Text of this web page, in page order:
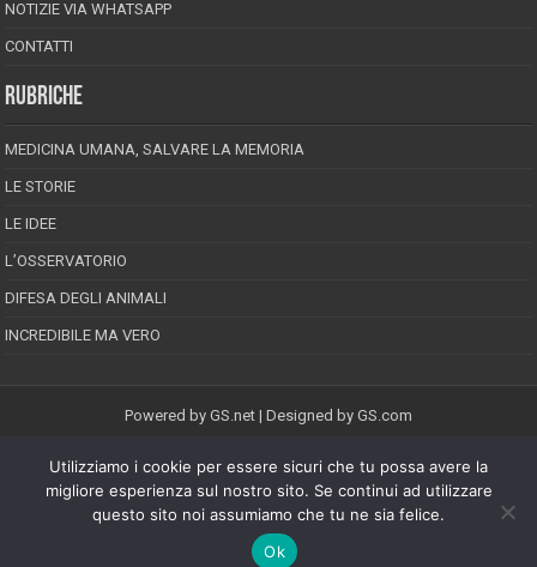
NOTIZIE VIA WHATSAPP
CONTATTI
RUBRICHE
MEDICINA UMANA, SALVARE LA MEMORIA
LE STORIE
LE IDEE
L’OSSERVATORIO
DIFESA DEGLI ANIMALI
INCREDIBILE MA VERO
Powered by GS.net | Designed by GS.com
EPINEION EDITRICE S.R.L.P.Iva 02008710689
Registrazione Tribunale di Pescara reg. speciale della stampa n.08/2012
Direttore responsabile: Maurizio Piccinino
Iscrizione al ROC n.22607
Riproduzione riservata © Copyright 2026, All Rights Reserved
Utilizziamo i cookie per essere sicuri che tu possa avere la
migliore esperienza sul nostro sito. Se continui ad utilizzare
questo sito noi assumiamo che tu ne sia felice.
Ok